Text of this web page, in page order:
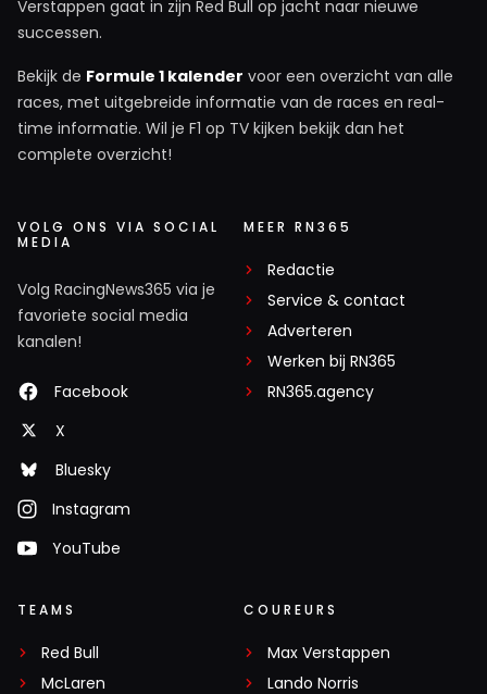
Verstappen gaat in zijn Red Bull op jacht naar nieuwe
successen.
Bekijk de Formule 1 kalender voor een overzicht van alle
races, met uitgebreide informatie van de races en real-
time informatie. Wil je F1 op TV kijken bekijk dan het
complete overzicht!
VOLG ONS VIA SOCIAL
MEDIA
Volg RacingNews365 via je
favoriete social media
kanalen!
Facebook
X
Bluesky
Instagram
YouTube
MEER RN365
Redactie
Service & contact
Adverteren
Werken bij RN365
RN365.agency
TEAMS
Red Bull
McLaren
COUREURS
Max Verstappen
Lando Norris